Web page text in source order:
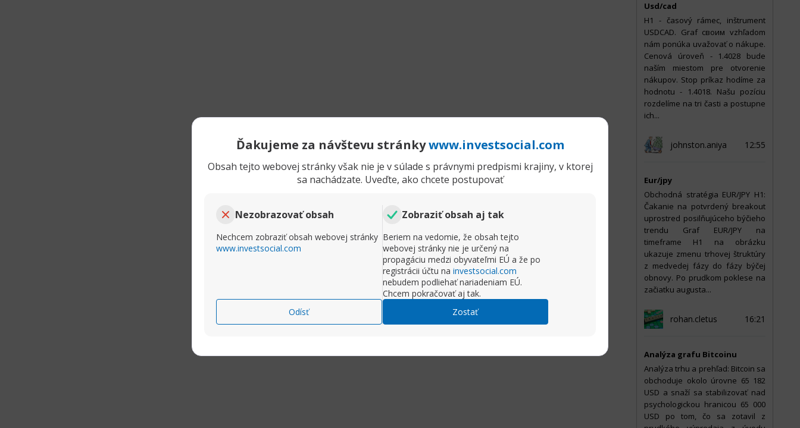
Ďakujeme za návštevu stránkywww.investsocial.com
Obsah tejto webovej stránky však nie je v súlade s právnymi predpismi krajiny, v ktorej
sa nachádzate. Uveďte, ako chcete postupovať
Nezobrazovať obsah
Nechcem zobraziť obsah webovej stránky
www.investsocial.com
Odísť
Zobraziť obsah aj tak
Beriem na vedomie, že obsah tejto
webovej stránky nie je určený na
propagáciu medzi obyvateľmi EÚ a že po
registrácii účtu na investsocial.com
nebudem podliehať nariadeniam EÚ.
Chcem pokračovať aj tak.
Zostať
Usd/cad
Н1 - časový rámec, inštrument
USDCAD. Graf своим vzhľadom
nám ponúka uvažovať o nákupe.
Cenová úroveň - 1.4028 bude
naším miestom pre otvorenie
nákupov. Stop príkaz hodíme za
hodnotu - 1.4018. Našu pozíciu
rozdelíme na tri časti a postupne
ich...
johnston.aniya 12:55
Eur/jpy
Obchodná stratégia EUR/JPY H1:
Čakanie na potvrdený breakout
uprostred posilňujúceho býčieho
trendu Graf EUR/JPY na
timeframe H1 na obrázku
ukazuje zmenu trhovej štruktúry
z medvedej fázy do fázy býčej
obnovy. Po prudkom poklese na
začiatku augusta...
rohan.cletus 16:21
Analýza grafu Bitcoinu
Analýza trhu a prehľad: Bitcoin sa
obchoduje okolo úrovne 65 182
USD a snaží sa stabilizovať nad
psychologickou hranicou 65 000
USD po tom, čo sa zotavil z